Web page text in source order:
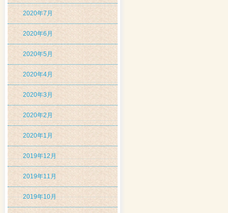
2020年7月
2020年6月
2020年5月
2020年4月
2020年3月
2020年2月
2020年1月
2019年12月
2019年11月
2019年10月